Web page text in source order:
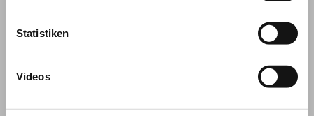
Statistiken
Videos